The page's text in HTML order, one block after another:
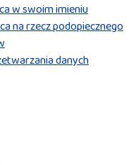
w swoim imieniu
na rzecz podopiecznego
danych